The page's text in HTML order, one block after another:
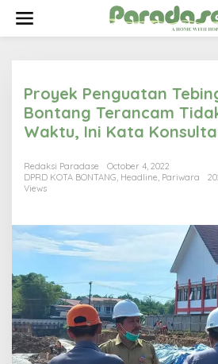
i
Proyek Penguatan
Bontang Terancam
Waktu, Ini Kata
Redaksi Paradase
October 4, 2022
DPRD KOTA BONTANG, Headline, Pariwara
Views